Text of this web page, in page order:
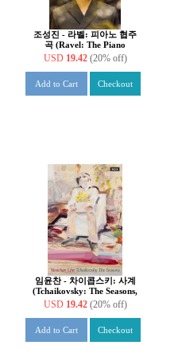
조성진 - 라벨: 피아노 협주
곡 (Ravel: The Piano
Concertos) [카세트테이프]
USD 19.42 (20% off)
Add to Cart Checkout
임윤찬 - 차이콥스키: 사계
(Tchaikovsky: The Seasons,
Op. 37a) [카세트테이프]
USD 19.42 (20% off)
Add to Cart Checkout